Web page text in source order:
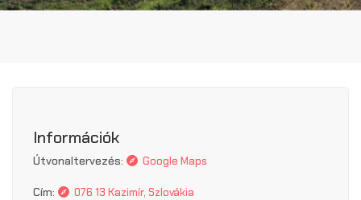
Információk
Útvonaltervezés: Google Maps
Cím: 076 13 Kazimír, Szlovákia